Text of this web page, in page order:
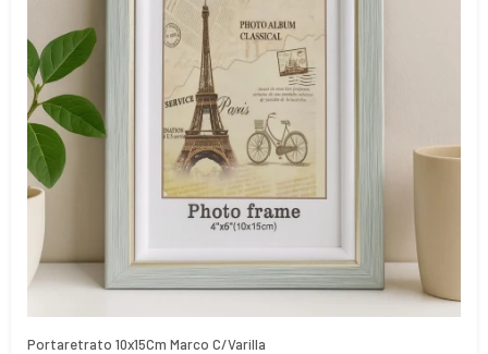
Portaretrato 10x15Cm Marco C/Varilla